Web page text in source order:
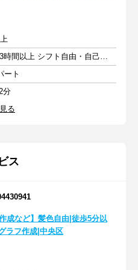
週1日以上 1日3時間以上 シフト自由・自己申告
ート
分
る
ス
作成など】髪色自由|徒歩5分以
ラフ作成|中央区